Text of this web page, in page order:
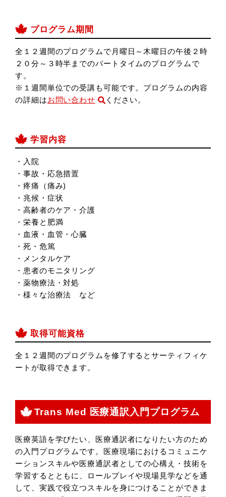
プログラム期間
全１２週間のプログラムで月曜日～木曜日の午後２時
２０分～３時半までのパートタイムのプログラムで
す。
※１週間単位での受講も可能です。プログラムの内容
の詳細はお問い合わせ ください。
学習内容
・入院
・事故・応急措置
・疼痛（痛み)
・兆候・症状
・高齢者のケア・介護
・栄養と肥満
・血液・血管・心臓
・死・危篤
・メンタルケア
・患者のモニタリング
・薬物療法・対処
・様々な治療法 など
取得可能資格
全１２週間のプログラムを修了するとサーティフィケ
ートが取得できます。
Trans Med 医療通訳入門プログラム
医療英語を学びたい、医療通訳者になりたい方のため
の入門プログラムです。医療現場におけるコミュニケ
ーションスキルや医療通訳者としての心構え・技術を
学習するとともに、ロールプレイや現場見学などを通
して、実践で役立つスキルを身につけることができま